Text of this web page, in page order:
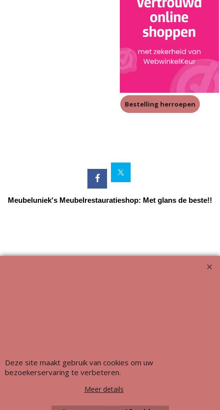
Bestelling herroepen
Meubeluniek's Meubelrestauratieshop: Met glans de beste!!
Deze site maakt gebruik van cookies om uw
bezoekerservaring te verbeteren.
Meer details